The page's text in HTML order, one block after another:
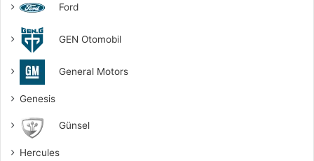
Ford
GEN Otomobil
General Motors
Genesis
Günsel
Hercules